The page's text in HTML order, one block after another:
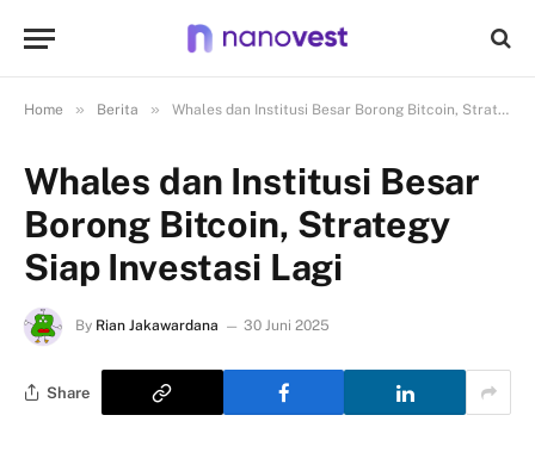
Home » Berita » Whales dan Institusi Besar Borong Bitcoin, Strategy Siap Investasi Lagi
Whales dan Institusi Besar
Borong Bitcoin, Strategy
Siap Investasi Lagi
By Rian Jakawardana 30 Juni 2025
Share